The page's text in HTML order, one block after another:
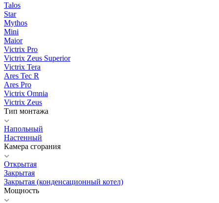
Talos
Star
Mythos
Mini
Maior
Victrix Pro
Victrix Zeus Superior
Victrix Tera
Ares Tec R
Ares Pro
Victrix Omnia
Victrix Zeus
Тип монтажа
Напольный
Настенный
Камера сгорания
Открытая
Закрытая
Закрытая (конденсационный котел)
Мощность